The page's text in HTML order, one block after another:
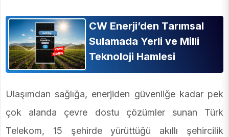
CW Enerji’den Tarımsal
Sulamada Yerli ve Milli
Teknoloji Hamlesi
Ulaşımdan sağlığa, enerjiden güvenliğe kadar pek
çok alanda çevre dostu çözümler sunan Türk
Telekom, 15 şehirde yürüttüğü akıllı şehircilik